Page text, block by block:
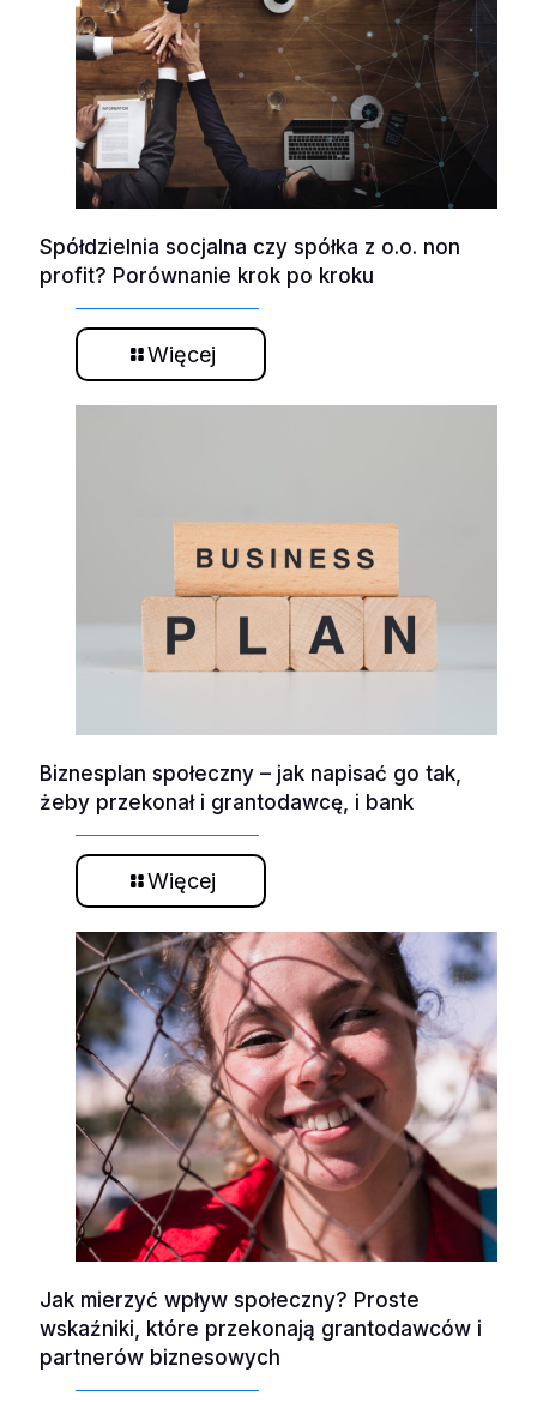
Spółdzielnia socjalna czy spółka z o.o. non
profit? Porównanie krok po kroku
Więcej
Biznesplan społeczny – jak napisać go tak,
żeby przekonał i grantodawcę, i bank
Więcej
Jak mierzyć wpływ społeczny? Proste
wskaźniki, które przekonają grantodawców i
partnerów biznesowych